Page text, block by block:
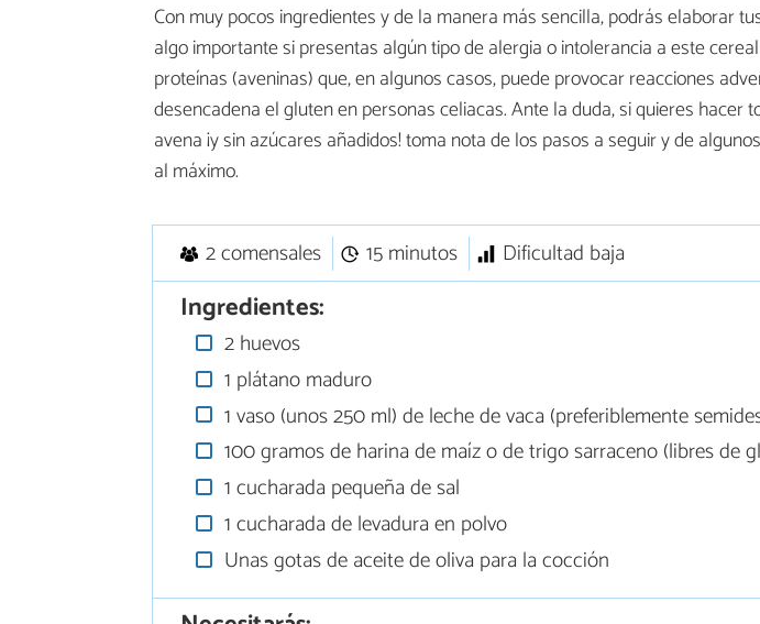
Con muy pocos ingredientes y de la manera más sencilla, podrás elaborar
algo importante si presentas algún tipo de alergia o intolerancia a este
proteínas (aveninas) que, en algunos casos, puede provocar reacciones
desencadena el gluten en personas celiacas. Ante la duda, si quieres hacer
avena ¡y sin azúcares añadidos! toma nota de los pasos a seguir y de
al máximo.
2 comensales 15 minutos Dificultad baja
Ingredientes:
2 huevos
1 plátano maduro
1 vaso (unos 250 ml) de leche de vaca (preferiblemente
100 gramos de harina de maíz o de trigo sarraceno (libres de
1 cucharada pequeña de sal
1 cucharada de levadura en polvo
Unas gotas de aceite de oliva para la cocción